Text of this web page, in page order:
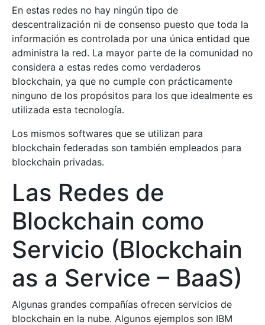
En estas redes no hay ningún tipo de
descentralización ni de consenso puesto que toda la
información es controlada por una única entidad que
administra la red. La mayor parte de la comunidad no
considera a estas redes como verdaderos
blockchain, ya que no cumple con prácticamente
ninguno de los propósitos para los que idealmente es
utilizada esta tecnología.
Los mismos softwares que se utilizan para
blockchain federadas son también empleados para
blockchain privadas.
Las Redes de
Blockchain como
Servicio (Blockchain
as a Service – BaaS)
Algunas grandes compañías ofrecen servicios de
blockchain en la nube. Algunos ejemplos son IBM